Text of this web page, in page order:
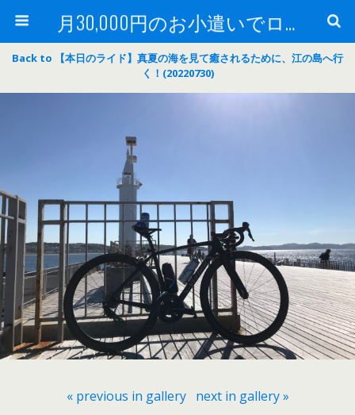
月30,000円のお小遣いでロードバイク
Back to 【本日のライド】真夏の海を見て癒されるために、江の島へ行
く！(20220730)
« previous in gallery next in gallery »